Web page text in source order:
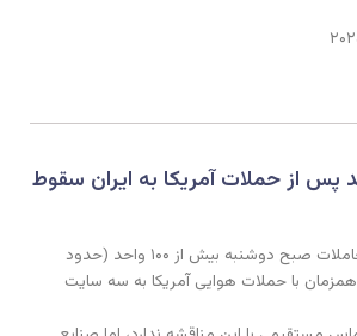
پس از حملات آمریکا به ایران سقوط
شاخص NZX‑50 در معاملات صبح دوشنبه بیش از ۱۰۰ واحد (حدود
همزمان با حملات هوایی آمریکا به سه سایت